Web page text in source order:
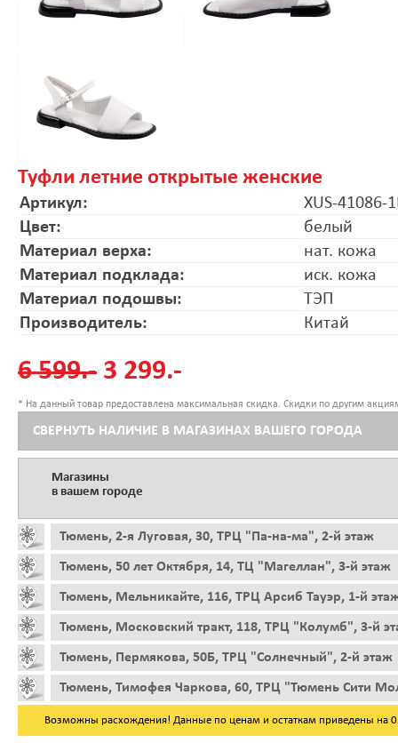
Туфли летние открытые женские
Артикул:
XUS-41086-
Цвет:
белый
Материал верха:
нат. кожа
Материал подклада:
иск. кожа
Материал подошвы:
ТЭП
Производитель:
Китай
6 599.- 3 299.-
* На данный товар предоставлена максимальная скидка. Скидки по другим
СВЕРНУТЬ НАЛИЧИЕ В МАГАЗИНАХ ВАШЕГО ГОРОДА
Магазины
в вашем городе
Тюмень, 2-я Луговая, 30, ТРЦ "Па-на-ма", 2-й этаж
Тюмень, 50 лет Октября, 14, ТЦ "Магеллан", 3-й этаж
Тюмень, Мельникайте, 116, ТРЦ Арсиб Тауэр, 1-й
Тюмень, Московский тракт, 118, ТРЦ "Колумб", 3-й
Тюмень, Пермякова, 50Б, ТРЦ "Солнечный", 2-й этаж
Тюмень, Тимофея Чаркова, 60, ТРЦ "Тюмень Сити
Возможны расхождения! Данные по ценам и остаткам приведены на